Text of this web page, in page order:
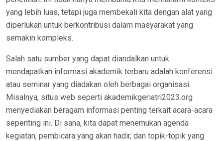
yang lebih luas, tetapi juga membekali kita dengan alat yang
diperlukan untuk berkontribusi dalam masyarakat yang
semakin kompleks.
Salah satu sumber yang dapat diandalkan untuk
mendapatkan informasi akademik terbaru adalah konferensi
atau seminar yang diadakan oleh berbagai organisasi.
Misalnya, situs web seperti akademikgeriatri2023.org
menyediakan beragam informasi penting terkait acara-acara
sepenting ini. Di sana, kita dapat menemukan agenda
kegiatan, pembicara yang akan hadir, dan topik-topik yang